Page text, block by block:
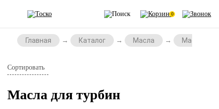
0
Главная Каталог Масла Масла для
Сортировать
Масла для турбин